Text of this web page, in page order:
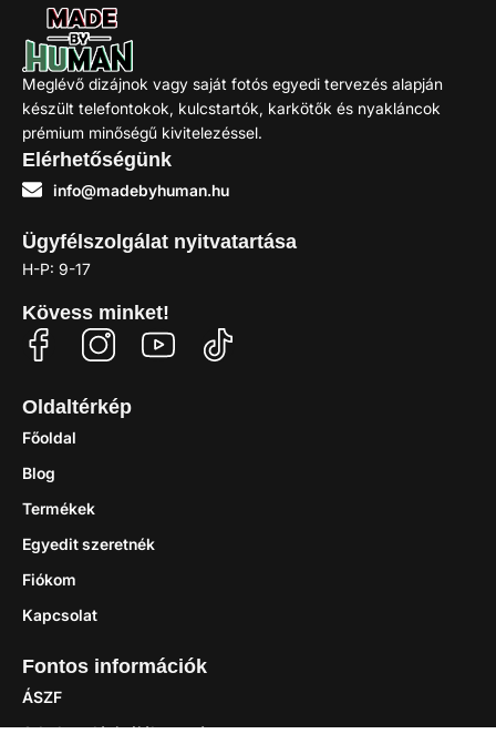
Meglévő dizájnok vagy saját fotós egyedi tervezés alapján
készült telefontokok, kulcstartók, karkötők és nyakláncok
prémium minőségű kivitelezéssel.
Elérhetőségünk
info@madebyhuman.hu
Ügyfélszolgálat nyitvatartása
H-P: 9-17
Kövess minket!
Oldaltérkép
Főoldal
Blog
Termékek
Egyedit szeretnék
Fiókom
Kapcsolat
Fontos információk
ÁSZF